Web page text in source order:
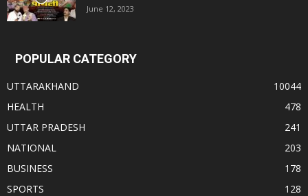
June 12, 2023
POPULAR CATEGORY
UTTARAKHAND
10044
HEALTH
478
UTTAR PRADESH
241
NATIONAL
203
BUSINESS
178
SPORTS
128